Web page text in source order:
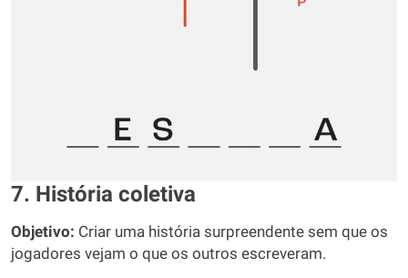
7. História coletiva
Objetivo: Criar uma história surpreendente sem que os
jogadores vejam o que os outros escreveram.